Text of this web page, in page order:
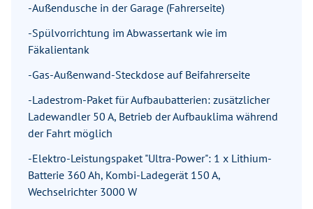
-Außendusche in der Garage (Fahrerseite)
-Spülvorrichtung im Abwassertank wie im
Fäkalientank
-Gas-Außenwand-Steckdose auf Beifahrerseite
-Ladestrom-Paket für Aufbaubatterien: zusätzlicher
Ladewandler 50 A, Betrieb der Aufbauklima während
der Fahrt möglich
-Elektro-Leistungspaket "Ultra-Power": 1 x Lithium-
Batterie 360 Ah, Kombi-Ladegerät 150 A,
Wechselrichter 3000 W